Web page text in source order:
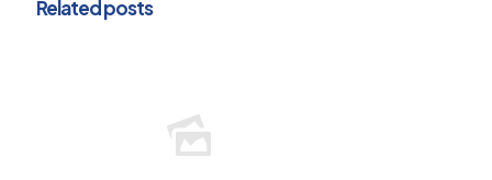
Related posts